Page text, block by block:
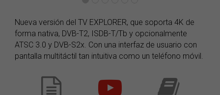
Nueva versión del TV EXPLORER, que soporta 4K de
forma nativa, DVB-T2, ISDB-T/Tb y opcionalmente
ATSC 3.0 y DVB-S2x. Con una interfaz de usuario con
pantalla multitáctil tan intuitiva como un teléfono móvil.